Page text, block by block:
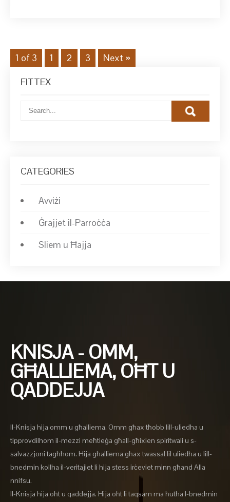
1 of 3 1 2 3 Next »
FITTEX
CATEGORIES
Avviżi
Ġrajjet il-Parroċċa
Sliem u Ħajja
KNISJA - OMM,
GĦALLIEMA, OĦT U
QADDEJJA
Il-Knisja hija omm u għalliema. Omm għax tħobb lill-uliedha u
tipprovdilhom il-mezzi meħtieġa għall-għixien spiritwali u s-
salvazzjoni tagħhom. Hija għalliema għax twassal lil uliedha u lill-
bnedmin kollha il-veritajiet li hija stess irċeviet minn għand Alla
nnifsu.
Il-Knisja hija oħt u qaddejja. Hija oħt li taqsam ma ħutha l-bnedmin